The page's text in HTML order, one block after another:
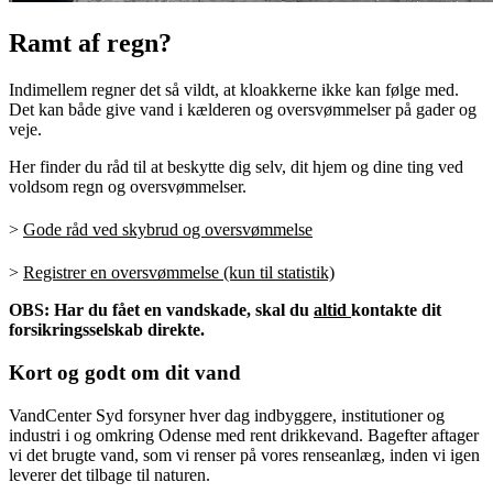
Ramt af regn?
Indimellem regner det så vildt, at kloakkerne ikke kan følge med.
Det kan både give vand i kælderen og oversvømmelser på gader og
veje.
Her finder du råd til at beskytte dig selv, dit hjem og dine ting ved
voldsom regn og oversvømmelser.
> Gode råd ved skybrud og oversvømmelse
> Registrer en oversvømmelse (kun til statistik)
OBS: Har du fået en vandskade, skal du altid kontakte dit
forsikringsselskab direkte.
Kort og godt om dit vand
VandCenter Syd forsyner hver dag indbyggere, institutioner og
industri i og omkring Odense med rent drikkevand. Bagefter aftager
vi det brugte vand, som vi renser på vores renseanlæg, inden vi igen
leverer det tilbage til naturen.